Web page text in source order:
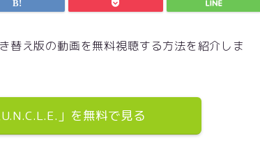
替え版の動画を無料視聴する方法を紹介しま
」を無料で見る